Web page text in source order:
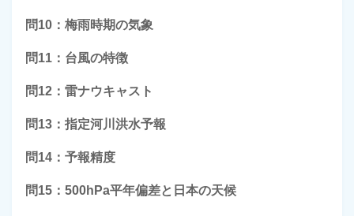
問10：梅雨時期の気象
問11：台風の特徴
問12：雷ナウキャスト
問13：指定河川洪水予報
問14：予報精度
問15：500hPa平年偏差と日本の天候